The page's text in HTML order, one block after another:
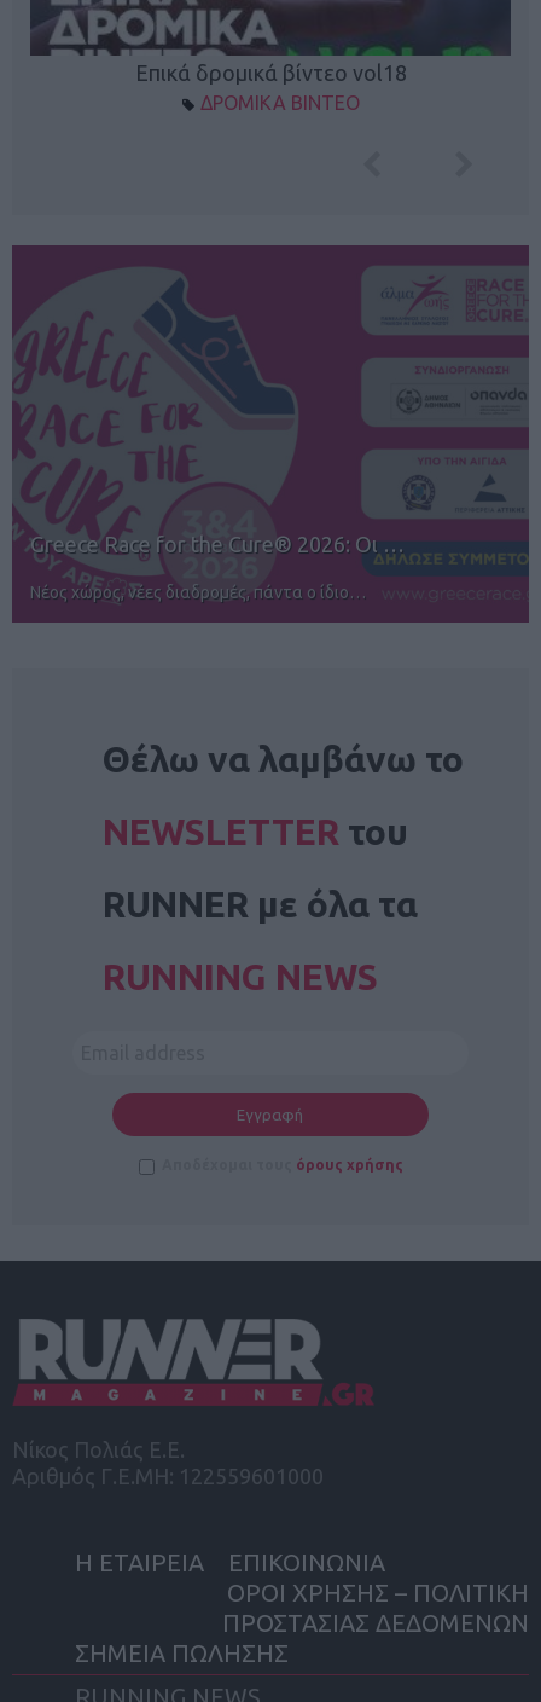
Επικά δρομικά βίντεο vol18
ΔΡΟΜΙΚΑ ΒΙΝΤΕΟ
12ος TUI Rhodes Marathon: Άνοιγμα ε…
Αγώνες για όλους στην Ρόδο
Θέλω να λαμβάνω το
NEWSLETTER του
RUNNER με όλα τα
RUNNING NEWS
όρους χρήσης
Νίκος Πολιάς Ε.Ε.
Αριθμός Γ.Ε.ΜΗ: 122559601000
Η ΕΤΑΙΡΕΙΑ
ΕΠΙΚΟΙΝΩΝΙΑ
ΟΡΟΙ ΧΡΗΣΗΣ – ΠΟΛΙΤΙΚΗ
ΠΡΟΣΤΑΣΙΑΣ ΔΕΔΟΜΕΝΩΝ
ΣΗΜΕΙΑ ΠΩΛΗΣΗΣ
RUNNING NEWS